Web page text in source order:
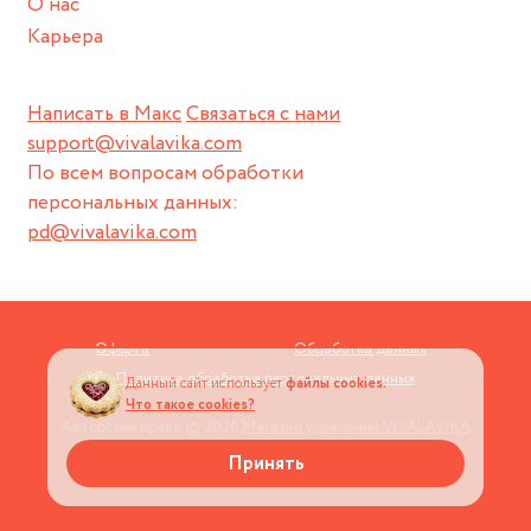
Написать в МаксСвязаться с нами
support@vivalavika.com
По всем вопросам обработки
персональных данных:
pd@vivalavika.com
Карьера
Оферта
Обработка данных
Политика обработки персональных данных
Данный сайт используетфайлы cookies.
Что такое cookies?
Принять